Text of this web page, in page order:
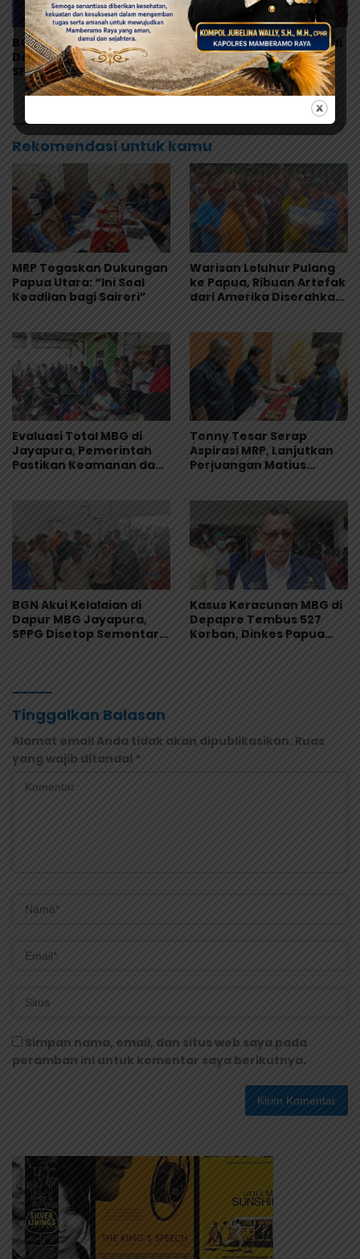
BGN Akui Kelalaian di
Dapur MBG Jayapura,
SPPG Disetop Sementara
dan Dievaluasi Total
Kasus Keracunan MBG di
Depapre Tembus 527
Korban, Dinkes Papua
Pastikan Tak Ada Pasien
Kritis
Rekomendasi untuk kamu
MRP Tegaskan Dukungan
Papua Utara: “Ini Soal
Keadilan bagi Saireri”
Warisan Leluhur Pulang
ke Papua, Ribuan Artefak
dari Amerika Diserahkan
Evaluasi Total MBG di
Jayapura, Pemerintah
Pastikan Keamanan dan
Tonny Tesar Serap
Aspirasi MRP, Lanjutkan
Perjuangan Matius
Masyarakat Adat
BGN Akui Kelalaian di
Dapur MBG Jayapura,
SPPG Disetop Sementara
Kasus Keracunan MBG di
Depapre Tembus 527
Korban, Dinkes Papua
Tinggalkan Balasan
Alamat email Anda tidak akan dipublikasikan. Ruas
yang wajib ditandai *
Simpan nama, email, dan situs web saya pada
peramban ini untuk komentar saya berikutnya.